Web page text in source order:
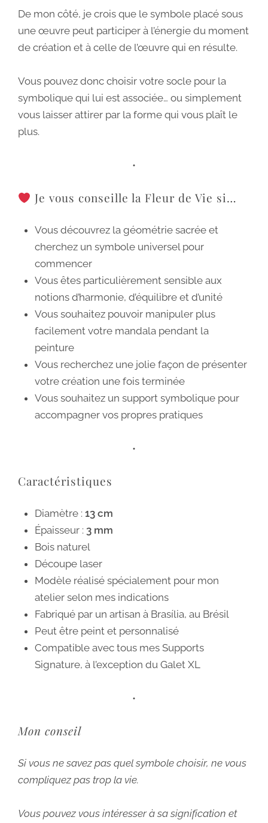
De mon côté, je crois que le symbole placé sous
une œuvre peut participer à l’énergie du moment
de création et à celle de l’œuvre qui en résulte.
Vous pouvez donc choisir votre socle pour la
symbolique qui lui est associée… ou simplement
vous laisser attirer par la forme qui vous plaît le
plus.
•
Je vous conseille la Fleur de Vie si…
Vous découvrez la géométrie sacrée et
cherchez un symbole universel pour
commencer
Vous êtes particulièrement sensible aux
notions d’harmonie, d’équilibre et d’unité
Vous souhaitez pouvoir manipuler plus
facilement votre mandala pendant la
peinture
Vous recherchez une jolie façon de présenter
votre création une fois terminée
Vous souhaitez un support symbolique pour
accompagner vos propres pratiques
•
Caractéristiques
Diamètre : 13 cm
Épaisseur : 3 mm
Bois naturel
Découpe laser
Modèle réalisé spécialement pour mon
atelier selon mes indications
Fabriqué par un artisan à Brasília, au Brésil
Peut être peint et personnalisé
Compatible avec tous mes Supports
Signature, à l’exception du Galet XL
•
Mon conseil
Si vous ne savez pas quel symbole choisir, ne vous
compliquez pas trop la vie.
Vous pouvez vous intéresser à sa signification et